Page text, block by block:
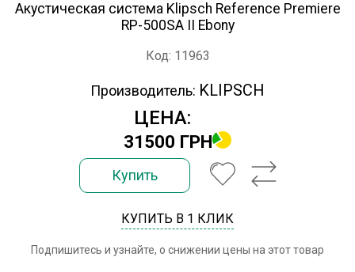
Акустическая система Klipsch Reference Premiere
RP-500SA II Ebony
Код: 11963
Производитель: KLIPSCH
ЦЕНА:
31500 ГРН
Купить
КУПИТЬ В 1 КЛИК
Подпишитесь и узнайте, о снижении цены на этот товар